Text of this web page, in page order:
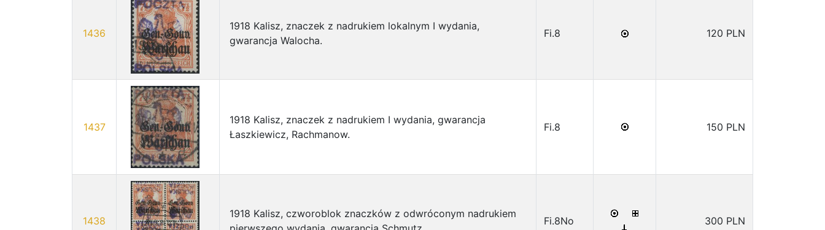
1436
1918 Kalisz, znaczek z nadrukiem lokalnym I wydania,
gwarancja Walocha.
Fi.8 120 PLN
1437
1918 Kalisz, znaczek z nadrukiem I wydania, gwarancja
Łaszkiewicz, Rachmanow.
Fi.8 150 PLN
1438
1918 Kalisz, czworoblok znaczków z odwróconym nadrukiem
Fi.8No 300 PLN